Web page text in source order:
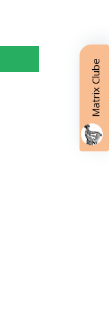
Matrix Clube